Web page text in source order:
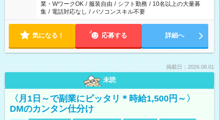
業・WワークOK / 服装自由 / シフト勤務 / 10名以上の大量募
集 / 電話対応なし / パソコンスキル不要
気になる！ 応募する 詳細へ
掲載日：2026.08.01
未読
〈月1日～で副業にピッタリ＊時給1,500円～〉
DMのカンタン仕分け